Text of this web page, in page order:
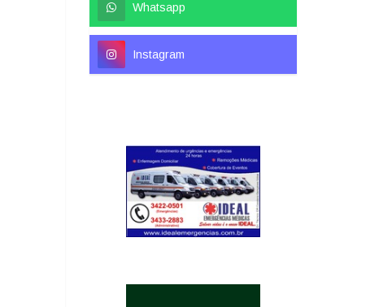
Whatsapp
Instagram